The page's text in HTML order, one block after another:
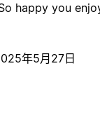
happy you
年5月27日